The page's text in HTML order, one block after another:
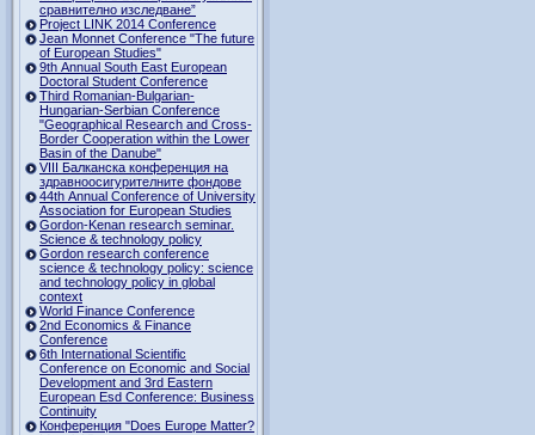
сравнително изследване”
Project LINK 2014 Conference
Jean Monnet Conference "The future
of European Studies"
9th Annual South East European
Doctoral Student Conference
Third Romanian-Bulgarian-
Hungarian-Serbian Conference
"Geographical Research and Cross-
Border Cooperation within the Lower
Basin of the Danube"
VIII Балканска конференция на
здравноосигурителните фондове
44th Annual Conference of University
Association for European Studies
Gordon-Kenan research seminar.
Science & technology policy
Gordon research сonference
science & technology policy: science
and technology policy in global
context
World Finance Conference
2nd Economics & Finance
Conference
6th International Scientific
Conference оn Economic and Social
Development and 3rd Eastern
European Esd Conference: Business
Continuity
Конференция "Does Europe Matter?